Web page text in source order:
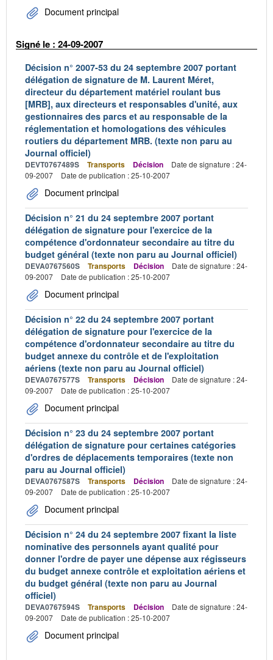
Document principal
Signé le : 24-09-2007
Décision n° 2007-53 du 24 septembre 2007 portant
délégation de signature de M. Laurent Méret,
directeur du département matériel roulant bus
[MRB], aux directeurs et responsables d'unité, aux
gestionnaires des parcs et au responsable de la
réglementation et homologations des véhicules
routiers du département MRB. (texte non paru au
Journal officiel)
DEVT0767489S Transports Décision
Date de signature : 24-
09-2007
Date de publication : 25-10-2007
Document principal
Décision n° 21 du 24 septembre 2007 portant
délégation de signature pour l'exercice de la
compétence d'ordonnateur secondaire au titre du
budget général (texte non paru au Journal officiel)
DEVA0767560S Transports Décision
Date de signature : 24-
09-2007
Date de publication : 25-10-2007
Document principal
Décision n° 22 du 24 septembre 2007 portant
délégation de signature pour l'exercice de la
compétence d'ordonnateur secondaire au titre du
budget annexe du contrôle et de l'exploitation
aériens (texte non paru au Journal officiel)
DEVA0767577S Transports Décision
Date de signature : 24-
09-2007
Date de publication : 25-10-2007
Document principal
Décision n° 23 du 24 septembre 2007 portant
délégation de signature pour certaines catégories
d'ordres de déplacements temporaires (texte non
paru au Journal officiel)
DEVA0767587S Transports Décision
Date de signature : 24-
09-2007
Date de publication : 25-10-2007
Document principal
Décision n° 24 du 24 septembre 2007 fixant la liste
nominative des personnels ayant qualité pour
donner l'ordre de payer une dépense aux régisseurs
du budget annexe contrôle et exploitation aériens et
du budget général (texte non paru au Journal
officiel)
DEVA0767594S Transports Décision
Date de signature : 24-
09-2007
Date de publication : 25-10-2007
Document principal